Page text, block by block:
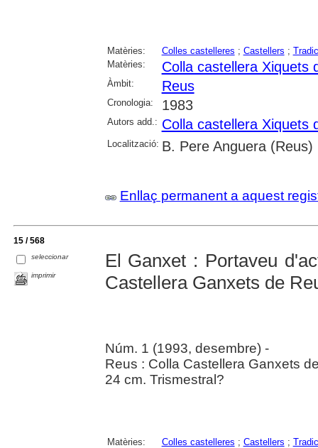
Matèries: Colles castelleres ; Castellers ;
Matèries:
Colla castellera Xiquets
Àmbit: Reus
Cronologia: 1983
Autors add.: Colla castellera Xiquets
Localització: B. Pere Anguera (Reus)
Enllaç permanent a aquest
15 / 568
seleccionar
imprimir
El Ganxet : Portaveu
Castellera Ganxets de
Núm. 1 (1993, desembre) -
Reus : Colla Castellera Ganxets
24 cm. Trismestral?
Matèries: Colles castelleres ; Castellers ;